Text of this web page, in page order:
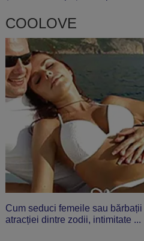
COOLOVE
Cum seduci femeile sau
atracției dintre zodii, intimitate ...